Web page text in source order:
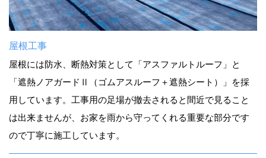
屋根工事
屋根には防水、断熱対策として「アスファルトルーフ」と
「遮熱ノアガードⅡ（ゴムアスルーフ＋遮熱シート）」を採
用しています。工事用の足場が撤去されると間近で見ること
は出来ませんが、お家を雨から守ってくれる重要な部分です
ので丁寧に施工しています。